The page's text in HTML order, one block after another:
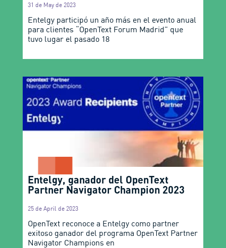
31 de May de 2023
Entelgy participó un año más en el evento anual
para clientes “OpenText Forum Madrid” que
tuvo lugar el pasado 18
Entelgy, ganador del OpenText
Partner Navigator Champion 2023
25 de April de 2023
OpenText reconoce a Entelgy como partner
exitoso ganador del programa OpenText Partner
Navigator Champions en